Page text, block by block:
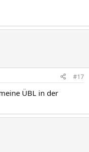
#17
ÜBL in der